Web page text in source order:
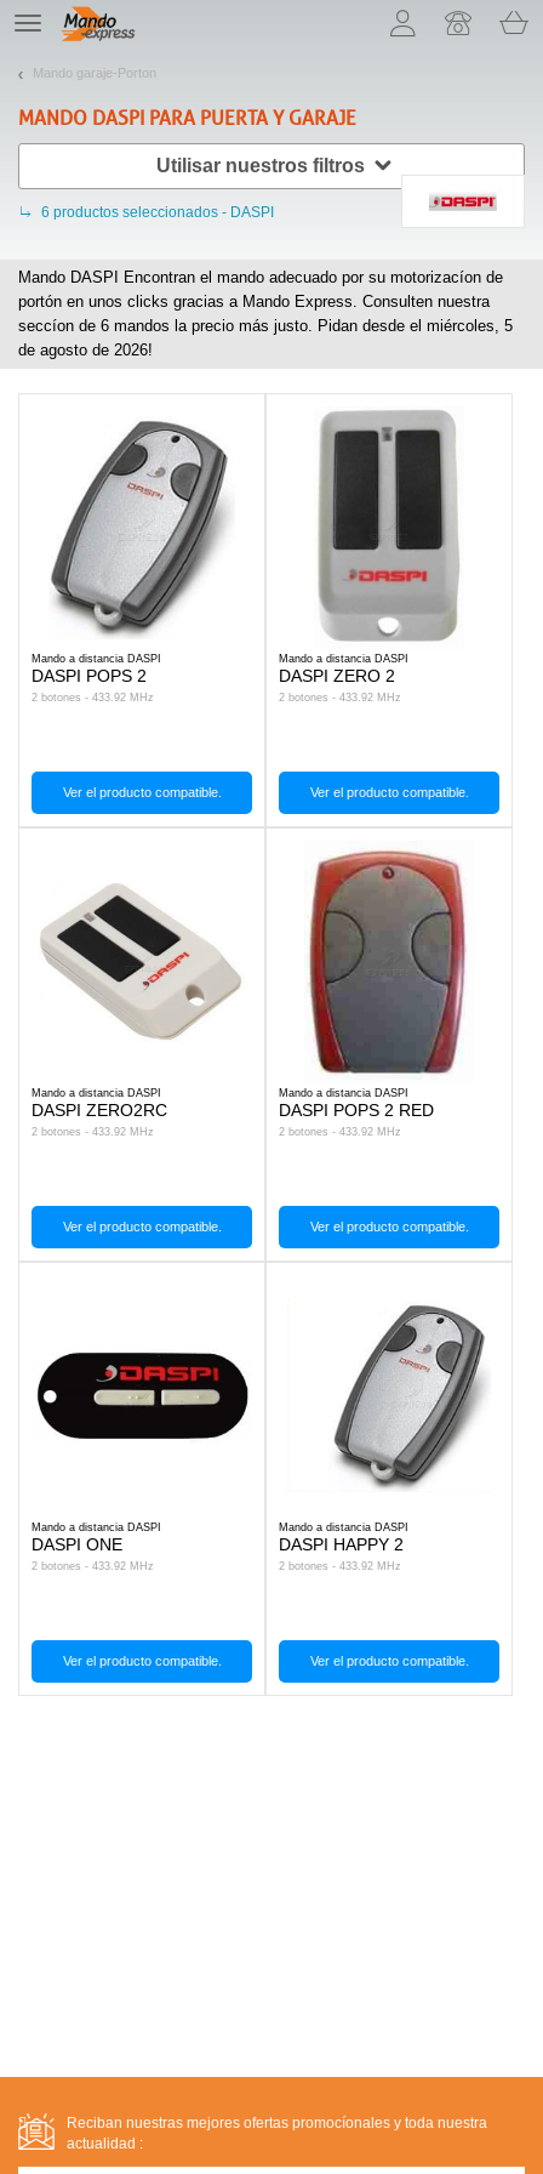
TE
navigation
Mando garaje-Porton
MANDO DASPI PARA PUERTA Y GARAJE
Utilisar nuestros filtros
6 productos seleccionados - DASPI
Mando DASPI Encontran el mando adecuado por su motorizacíon de
portón en unos clicks gracias a Mando Express. Consulten nuestra
seccíon de 6 mandos la precio más justo. Pidan desde el miércoles, 5
de agosto de 2026!
Mando a distancia DASPI
DASPI POPS 2
2 botones - 433.92 MHz
Ver el producto compatible.
Mando a distancia DASPI
DASPI ZERO 2
2 botones - 433.92 MHz
Ver el producto compatible.
Mando a distancia DASPI
DASPI ZERO2RC
2 botones - 433.92 MHz
Ver el producto compatible.
Mando a distancia DASPI
DASPI POPS 2 RED
2 botones - 433.92 MHz
Ver el producto compatible.
Mando a distancia DASPI
DASPI ONE
2 botones - 433.92 MHz
Ver el producto compatible.
Mando a distancia DASPI
DASPI HAPPY 2
2 botones - 433.92 MHz
Ver el producto compatible.
Reciban nuestras mejores ofertas promocíonales y toda nuestra
actualidad :
¡Permítenos presentarte nuestras cookies!